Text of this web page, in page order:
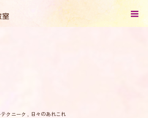
クニーク , 日々のあれこれ